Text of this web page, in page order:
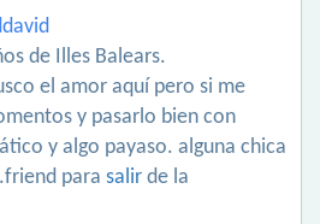
de Illes Balears.
el amor aquí pero si me
y pasarlo bien con
y algo payaso. alguna chica
para salir de la